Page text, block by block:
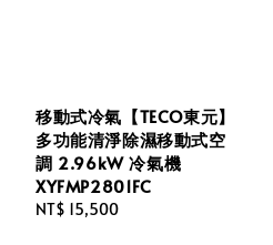
移動式冷氣【TECO東元】
多功能清淨除濕移動式空
調 2.96kW 冷氣機
XYFMP2801FC
Regular
NT$ 15,500